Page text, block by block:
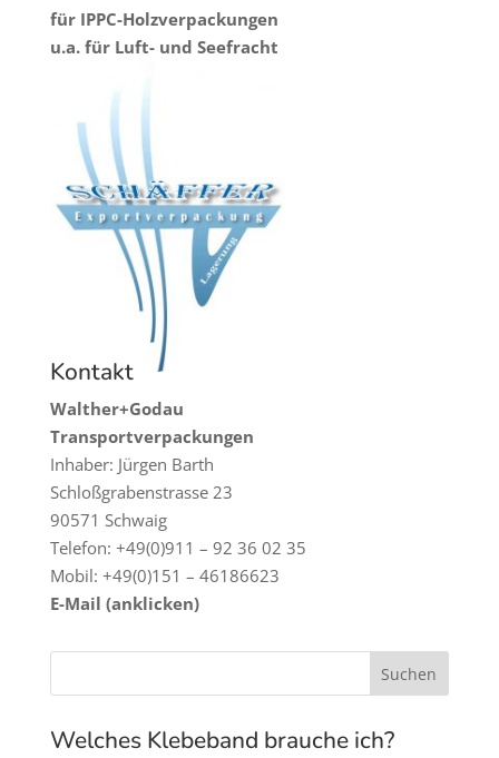
für IPPC-Holzverpackungen
u.a. für Luft- und Seefracht
Kontakt
Walther+Godau
Transportverpackungen
Inhaber: Jürgen Barth
Schloßgrabenstrasse 23
90571 Schwaig
Telefon: +49(0)911 – 92 36 02 35
Mobil: +49(0)151 – 46186623
E-Mail (anklicken)
Welches Klebeband brauche ich?